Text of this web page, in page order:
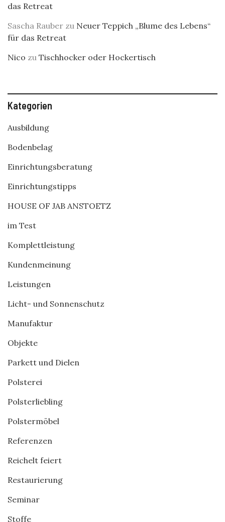
das Retreat
Sascha Rauber zu Neuer Teppich „Blume des Lebens“
für das Retreat
Nico zu Tischhocker oder Hockertisch
Kategorien
Ausbildung
Bodenbelag
Einrichtungsberatung
Einrichtungstipps
HOUSE OF JAB ANSTOETZ
im Test
Komplettleistung
Kundenmeinung
Leistungen
Licht- und Sonnenschutz
Manufaktur
Objekte
Parkett und Dielen
Polsterei
Polsterliebling
Polstermöbel
Referenzen
Reichelt feiert
Restaurierung
Seminar
Stoffe